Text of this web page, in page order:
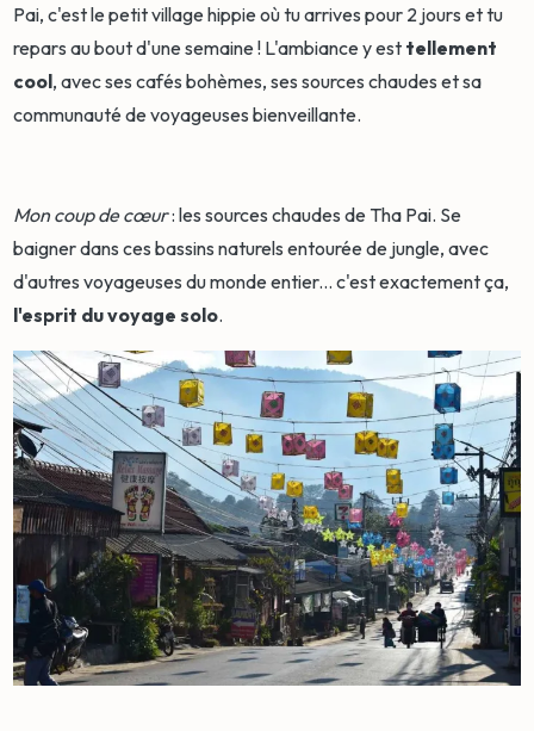
Pai, c'est le petit village hippie où tu arrives pour 2 jours et tu
repars au bout d'une semaine ! L'ambiance y est tellement
cool, avec ses cafés bohèmes, ses sources chaudes et sa
communauté de voyageuses bienveillante.
Mon coup de cœur: les sources chaudes de Tha Pai. Se
baigner dans ces bassins naturels entourée de jungle, avec
d'autres voyageuses du monde entier... c'est exactement ça,
l'esprit du voyage solo.